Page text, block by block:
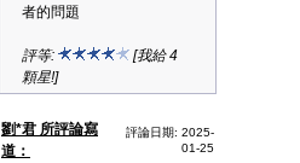
者的問題
評等:
[我給 4
顆星!]
劉*君 所評論寫
道：
評論日期: 2025-
01-25